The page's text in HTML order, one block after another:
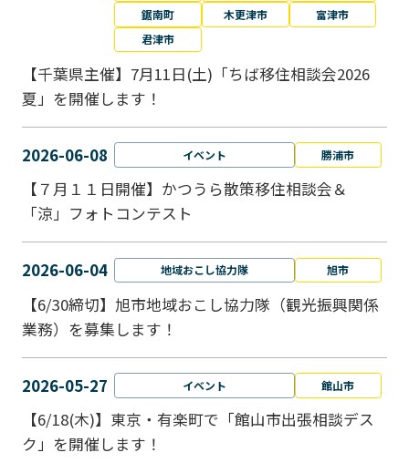
鋸南町
木更津市
富津市
君津市
【千葉県主催】7月11日(土)「ちば移住相談会2026
夏」を開催します！
2026-06-08 イベント 勝浦市
【７月１１日開催】かつうら散策移住相談会＆
「涼」フォトコンテスト
2026-06-04 地域おこし協力隊 旭市
【6/30締切】旭市地域おこし協力隊（観光振興関係
業務）を募集します！
2026-05-27 イベント 館山市
【6/18(木)】東京・有楽町で「館山市出張相談デス
ク」を開催します！